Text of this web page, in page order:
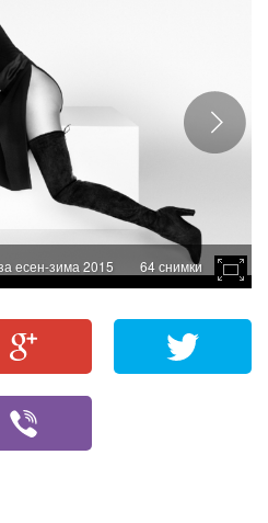
есен-зима 2015 64 снимки